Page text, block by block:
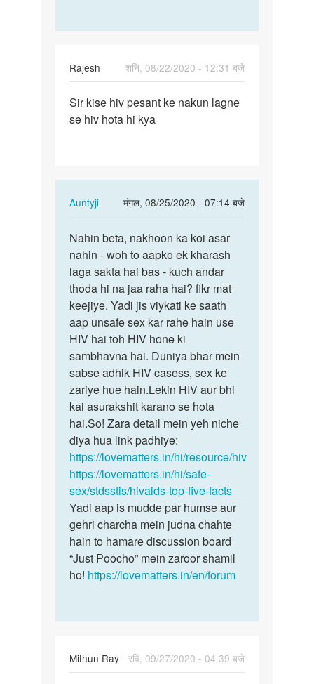
Rajesh
शनि, 08/22/2020 - 12:31 बजे
Sir
kise
Sir kise hiv pesant ke nakun lagne
se hiv hota hi kya
Auntyji
मंगल, 08/25/2020 - 07:14 बजे
In
to
Sir
kise
hiv
pesant
ke
nakun…
by
Rajesh
Nahin
beta,
nakhoon
ka
koi…
Nahin beta, nakhoon ka koi asar
nahin - woh to aapko ek kharash
laga sakta hai bas - kuch andar
thoda hi na jaa raha hai? fikr mat
keejiye. Yadi jis viykati ke saath
aap unsafe sex kar rahe hain use
HIV hai toh HIV hone ki
sambhavna hai. Duniya bhar mein
sabse adhik HIV casess, sex ke
zariye hue hain.Lekin HIV aur bhi
kai asurakshit karano se hota
hai.So! Zara detail mein yeh niche
diya hua link padhiye:
https://lovematters.in/hi/resource/hiv
https://lovematters.in/hi/safe-
sex/stdsstis/hivaids-top-five-facts
Yadi aap is mudde par humse aur
gehri charcha mein judna chahte
hain to hamare discussion board
“Just Poocho” mein zaroor shamil
ho! https://lovematters.in/en/forum
Mithun Ray
रवि, 09/27/2020 - 04:39 बजे